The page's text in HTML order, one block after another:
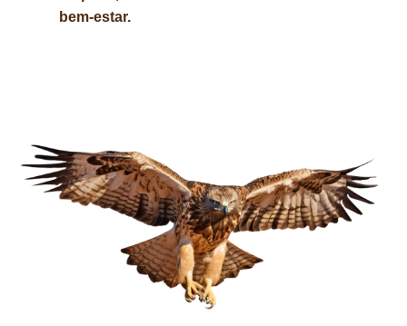
bem-estar.